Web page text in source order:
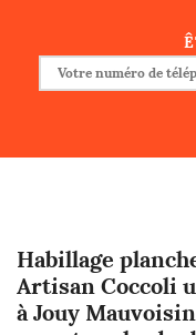
Habillage
Artisan Coccoli
à Jouy